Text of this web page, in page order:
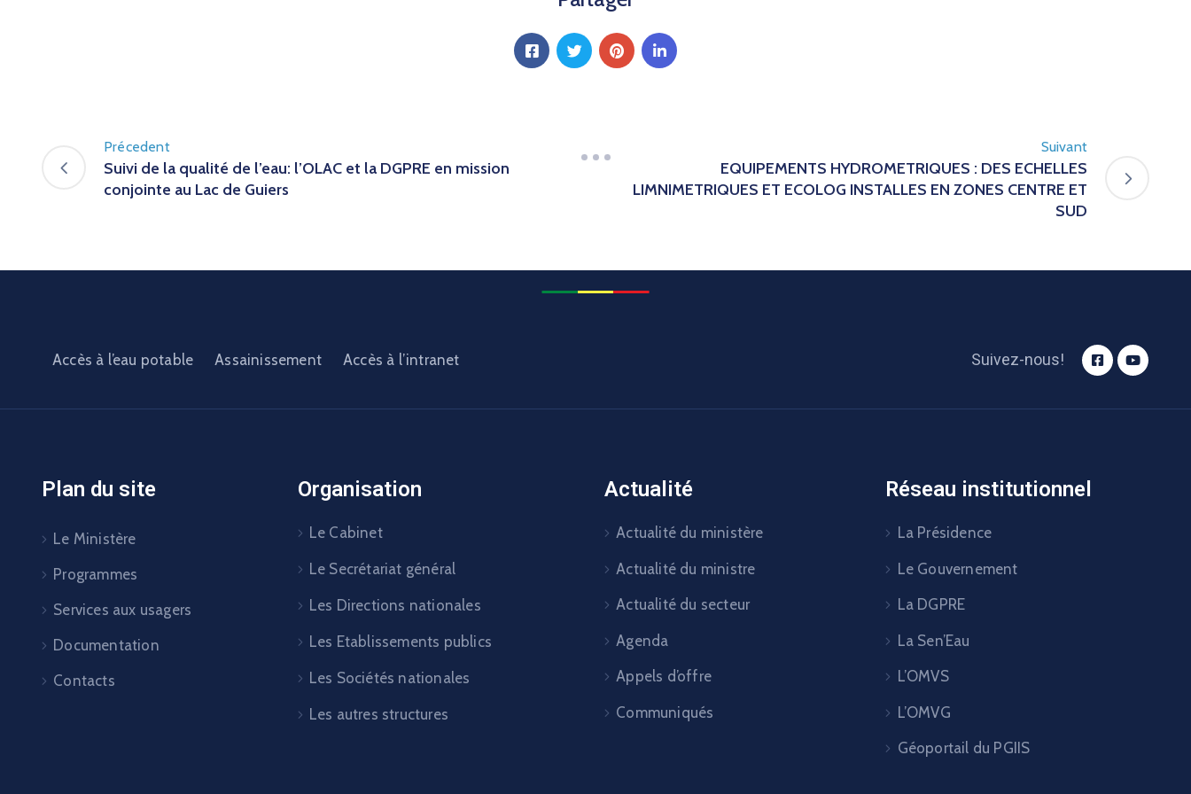
Précedent
Suivi de la qualité de l’eau: l’OLAC et la DGPRE en mission
conjointe au Lac de Guiers
Suivant
EQUIPEMENTS HYDROMETRIQUES : DES ECHELLES
LIMNIMETRIQUES ET ECOLOG INSTALLES EN ZONES CENTRE ET
SUD
Accès à l’eau potable Assainissement Accès à l’intranet Suivez-nous!
Plan du site
Le Ministère
Programmes
Services aux usagers
Documentation
Contacts
Organisation
Le Cabinet
Le Secrétariat général
Les Directions nationales
Les Etablissements publics
Les Sociétés nationales
Les autres structures
Actualité
Actualité du ministère
Actualité du ministre
Actualité du secteur
Agenda
Appels d’offre
Communiqués
Réseau institutionnel
La Présidence
Le Gouvernement
La DGPRE
La Sen’Eau
L’OMVS
L’OMVG
Géoportail du PGIIS